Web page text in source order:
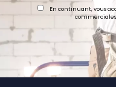
En continuant, vous
commerciales